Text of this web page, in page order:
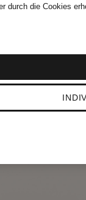
durch die Cookies